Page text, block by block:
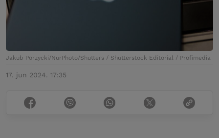
Jakub Porzycki/NurPhoto/Shutters / Shutterstock Editorial / Profimedia
17. jun 2024. 17:35